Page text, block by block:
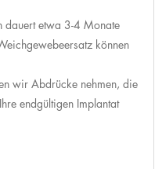
dauert etwa 3-4 Monate
können
wir Abdrücke nehmen, die
endgültigen Implantat